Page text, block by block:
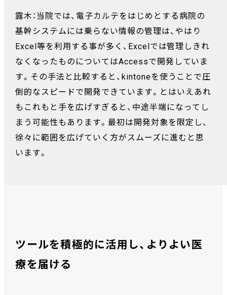
露木：当院では、電子カルテをはじめとする病院の
基幹システムには乗らない情報の管理は、やはり
Excel等を利用する事が多く、Excelでは管理しきれ
なくなったものについてはAccessで開発していま
す。その手法と比較すると、kintoneを使うことで圧
倒的なスピードで開発できています。とはいえあれ
もこれもと手を広げすぎると、中途半端になってし
まう可能性もあります。最初は開発対象を限定し、
徐々に範囲を広げていく方がスムーズに進むと思
います。
ツールを積極的に活用し、よりよい医
療を届ける